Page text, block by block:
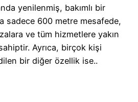
yenilenmiş, bakımlı bir
sadece 600 metre mesafede,
ve tüm hizmetlere yakın
Ayrıca, birçok kişi
bir diğer özellik ise..